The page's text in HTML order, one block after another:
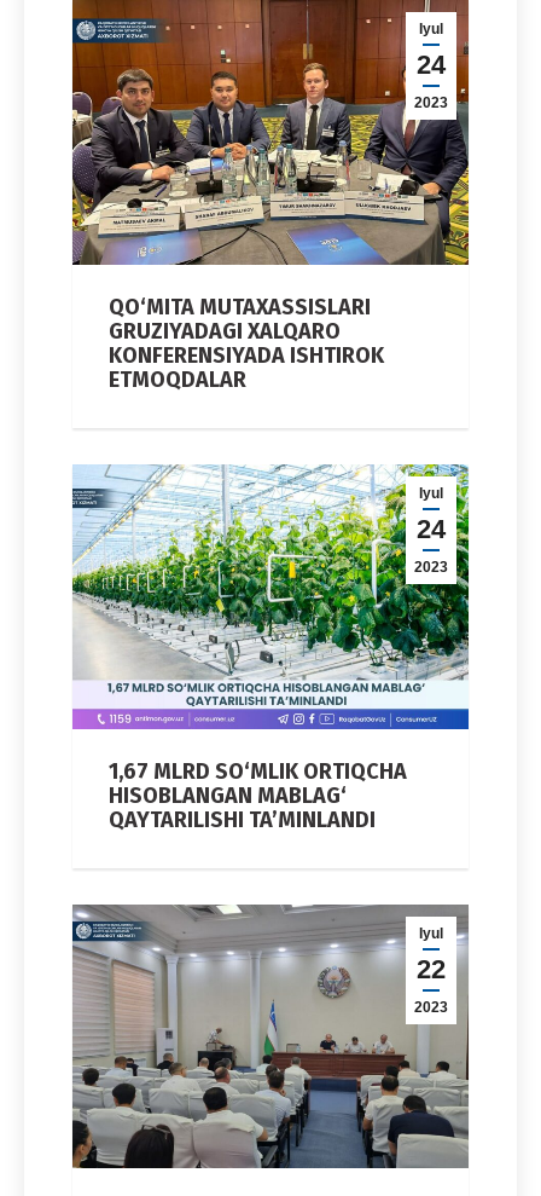
Iyul
24
2023
QO‘MITA MUTAXASSISLARI
GRUZIYADAGI XALQARO
KONFERENSIYADA ISHTIROK
ETMOQDALAR
Iyul
24
2023
1,67 MLRD SO‘MLIK ORTIQCHA
HISOBLANGAN MABLAG‘
QAYTARILISHI TA’MINLANDI
Iyul
22
2023